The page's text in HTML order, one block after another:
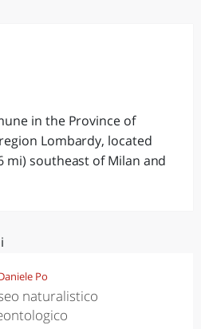
in the Province of
Lombardy, located
mi) southeast of Milan and
Po
naturalistico